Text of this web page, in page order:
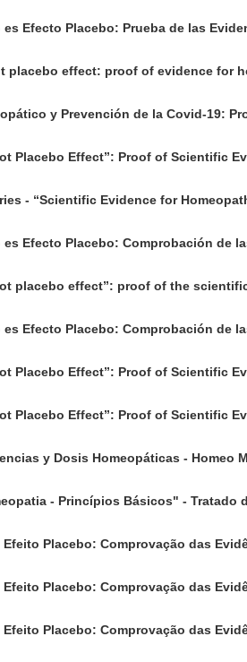
es Efecto Placebo: Prueba de las
placebo effect: proof of evidence for
y Prevención de la Covid-19:
Placebo Effect”: Proof of Scientific
- “Scientific Evidence for
es Efecto Placebo: Comprobación de
placebo effect”: proof of the
es Efecto Placebo: Comprobación de
Placebo Effect”: Proof of Scientific
Placebo Effect”: Proof of Scientific
y Dosis Homeopáticas - Homeo
- Princípios Básicos" - Tratado
Placebo: Comprovação das
Efeito Placebo: Comprovação das
Efeito Placebo: Comprovação das